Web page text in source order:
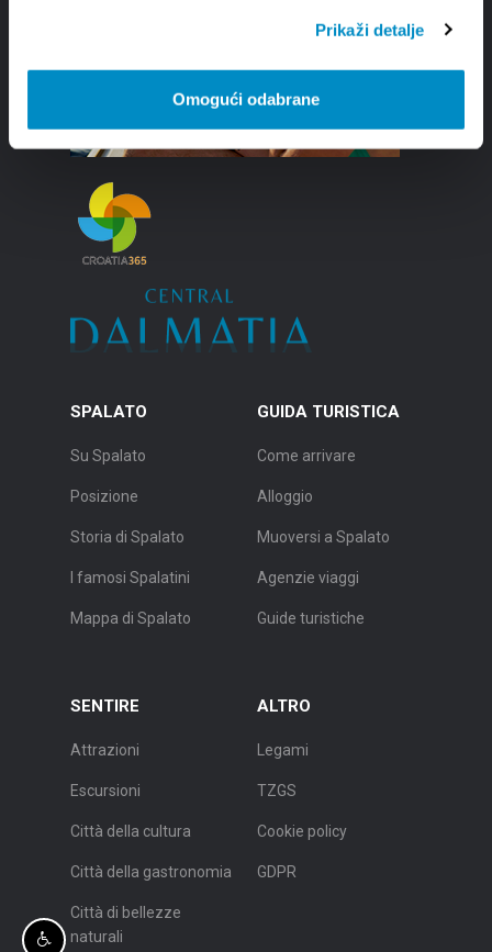
Prikaži detalje
Omogući odabrane
SPALATO
Su Spalato
Posizione
Storia di Spalato
I famosi Spalatini
Mappa di Spalato
GUIDA TURISTICA
Come arrivare
Alloggio
Muoversi a Spalato
Agenzie viaggi
Guide turistiche
SENTIRE
Attrazioni
Escursioni
Città della cultura
Città della gastronomia
Città di bellezze
naturali
ALTRO
Legami
TZGS
Cookie policy
GDPR